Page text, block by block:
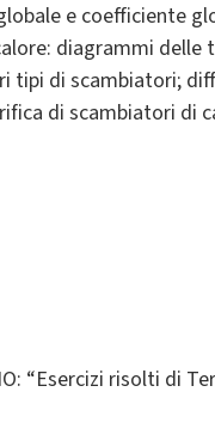
e coefficiente
diagrammi
di scambiatori;
di scambiatori di
“Esercizi risolti